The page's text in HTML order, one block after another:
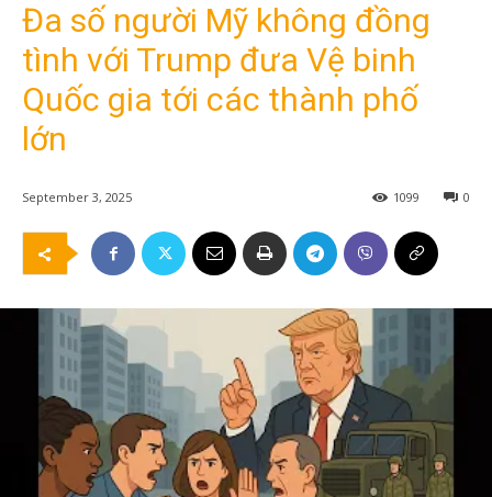
Đa số người Mỹ không đồng
tình với Trump đưa Vệ binh
Quốc gia tới các thành phố
lớn
September 3, 2025 0
1099